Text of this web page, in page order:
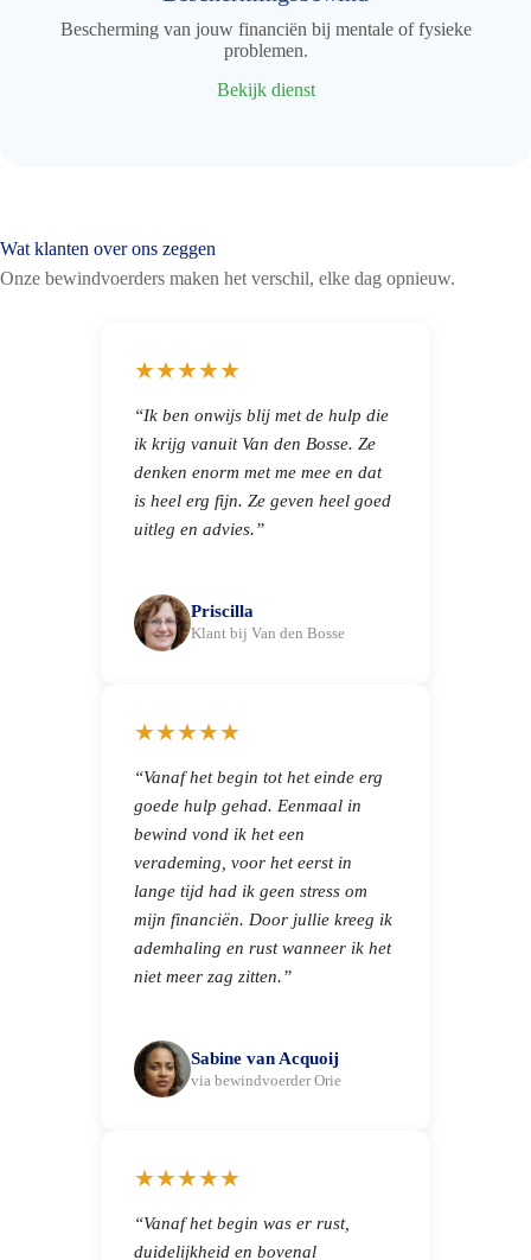
Bescherming van jouw financiën bij mentale of fysieke
problemen.
Bekijk dienst
Wat klanten over ons zeggen
Onze bewindvoerders maken het verschil, elke dag opnieuw.
★★★★★
“Ik ben onwijs blij met de hulp die
ik krijg vanuit Van den Bosse. Ze
denken enorm met me mee en dat
is heel erg fijn. Ze geven heel goed
uitleg en advies.”
Priscilla
Klant bij Van den Bosse
★★★★★
“Vanaf het begin tot het einde erg
goede hulp gehad. Eenmaal in
bewind vond ik het een
verademing, voor het eerst in
lange tijd had ik geen stress om
mijn financiën. Door jullie kreeg ik
ademhaling en rust wanneer ik het
niet meer zag zitten.”
Sabine van Acquoij
via bewindvoerder Orie
★★★★★
“Vanaf het begin was er rust,
duidelijkheid en bovenal